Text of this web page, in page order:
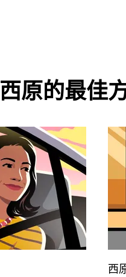
原的最佳
西